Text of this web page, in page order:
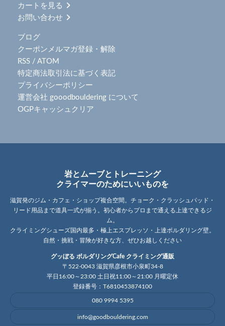
カートを見る
お問い合わせ
ブログ
クーポンメルマガ登録・解除
RSS / ATOM
特定商法取引法に基づく表記
プライバシーポリシー
運営会社 gooodbouldering について
OGPキャッシュクリア
岩とムーブとトレーニング
クライマーのためにいいものを
滋賀発のジム・カフェ・ショップ複合空間。チョーク・クラッシュパッド・
リード用品まで道具一式が揃う。初心者からプロまで通える上達できるジ
ム。
クライミングシューズ国内最多・極上エスプレッソ・上達ボルダリング壁。
自然・挑戦・冒険が好きな方、ぜひお越しください
グッぼる ボルダリングCafe クライミング通販
〒522-0043 滋賀県彦根市小泉町34-8
平日16:00～23:00 土日祝11:00～21:00 月曜定休
登録番号：T6810453874100
080 9994 5395
info@goodbouldering.com